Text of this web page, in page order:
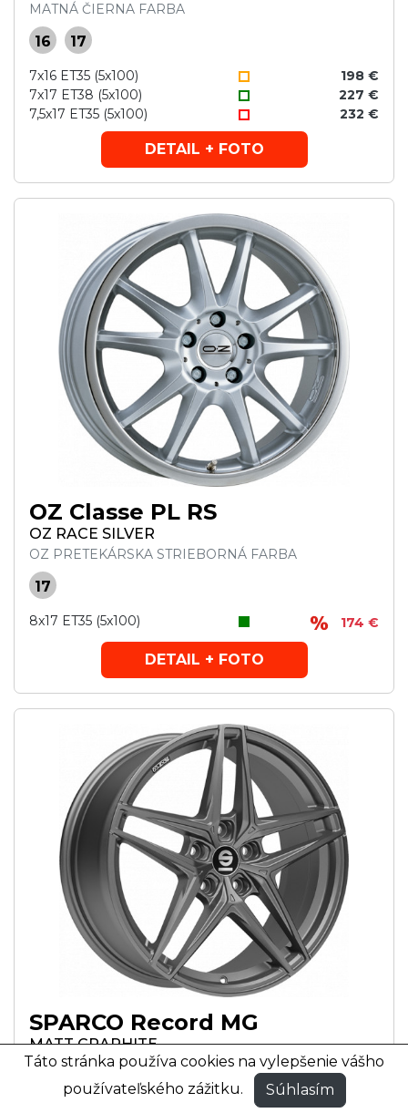
MATNÁ ČIERNA FARBA
16 17
7x16 ET35 (5x100)
198 €
7x17 ET38 (5x100)
227 €
7,5x17 ET35 (5x100)
232 €
DETAIL + FOTO
OZ Classe PL RS
OZ RACE SILVER
OZ PRETEKÁRSKA STRIEBORNÁ FARBA
17
8x17 ET35 (5x100) 174 €
DETAIL + FOTO
SPARCO Record MG
MATT GRAPHITE
MATNÁ GRAFITOVÁ FARBA
Táto stránka používa cookies na vylepšenie vášho
používateľského zážitku.
Súhlasím